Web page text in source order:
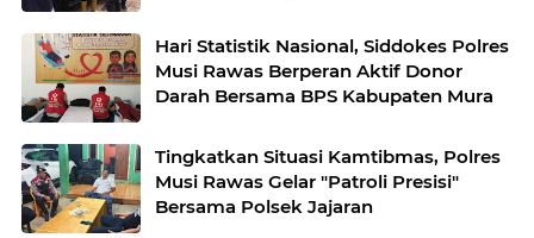
Hari Statistik Nasional, Siddokes Polres
Musi Rawas Berperan Aktif Donor
Darah Bersama BPS Kabupaten Mura
Tingkatkan Situasi Kamtibmas, Polres
Musi Rawas Gelar "Patroli Presisi"
Bersama Polsek Jajaran